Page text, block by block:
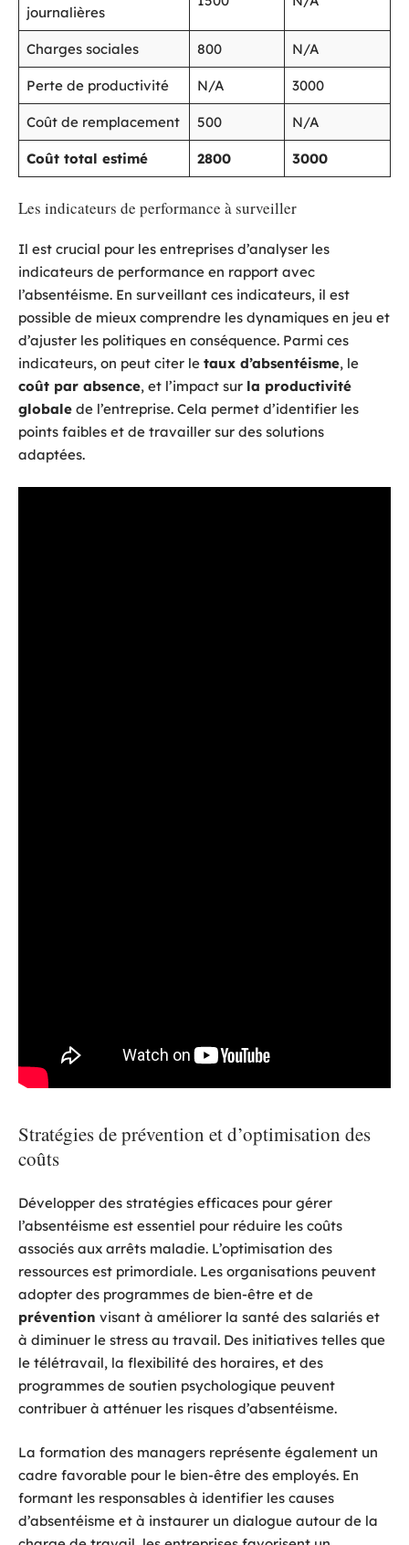
journalières
Charges sociales 800 N/A
Perte de productivité N/A 3000
Coût de remplacement 500 N/A
Coût total estimé 2800 3000
Les indicateurs de performance à surveiller
Il est crucial pour les entreprises d’analyser les
indicateurs de performance en rapport avec
l’absentéisme. En surveillant ces indicateurs, il est
possible de mieux comprendre les dynamiques en jeu et
d’ajuster les politiques en conséquence. Parmi ces
indicateurs, on peut citer le taux d’absentéisme, le
coût par absence, et l’impact sur la productivité
globale de l’entreprise. Cela permet d’identifier les
points faibles et de travailler sur des solutions
adaptées.
Stratégies de prévention et d’optimisation des
coûts
Développer des stratégies efficaces pour gérer
l’absentéisme est essentiel pour réduire les coûts
associés aux arrêts maladie. L’optimisation des
ressources est primordiale. Les organisations peuvent
adopter des programmes de bien-être et de
prévention visant à améliorer la santé des salariés et
à diminuer le stress au travail. Des initiatives telles que
le télétravail, la flexibilité des horaires, et des
programmes de soutien psychologique peuvent
contribuer à atténuer les risques d’absentéisme.
La formation des managers représente également un
cadre favorable pour le bien-être des employés. En
formant les responsables à identifier les causes
d’absentéisme et à instaurer un dialogue autour de la